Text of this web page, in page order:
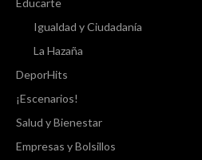
Educarte
Igualdad y Ciudadanía
La Hazaña
DeporHits
¡Escenarios!
Salud y Bienestar
Empresas y Bolsillos